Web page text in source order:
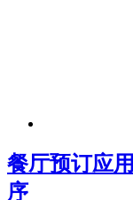
餐厅预订应
序